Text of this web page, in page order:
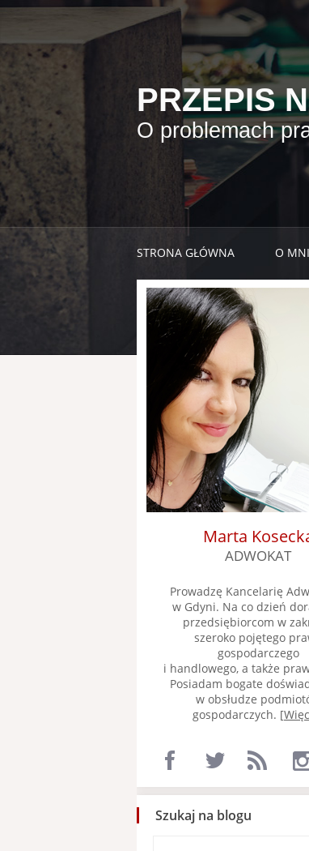
PRZEPIS
O problemach
STRONA GŁÓWNA O
Marta
ADWOKAT
Prowadzę Kancelarię
w Gdyni. Na co dzień
przedsiębiorcom w
szeroko pojętego
gospodarczego
i handlowego, a także
Posiadam bogate
w obsłudze
gospodarczych. [
Szukaj na blogu